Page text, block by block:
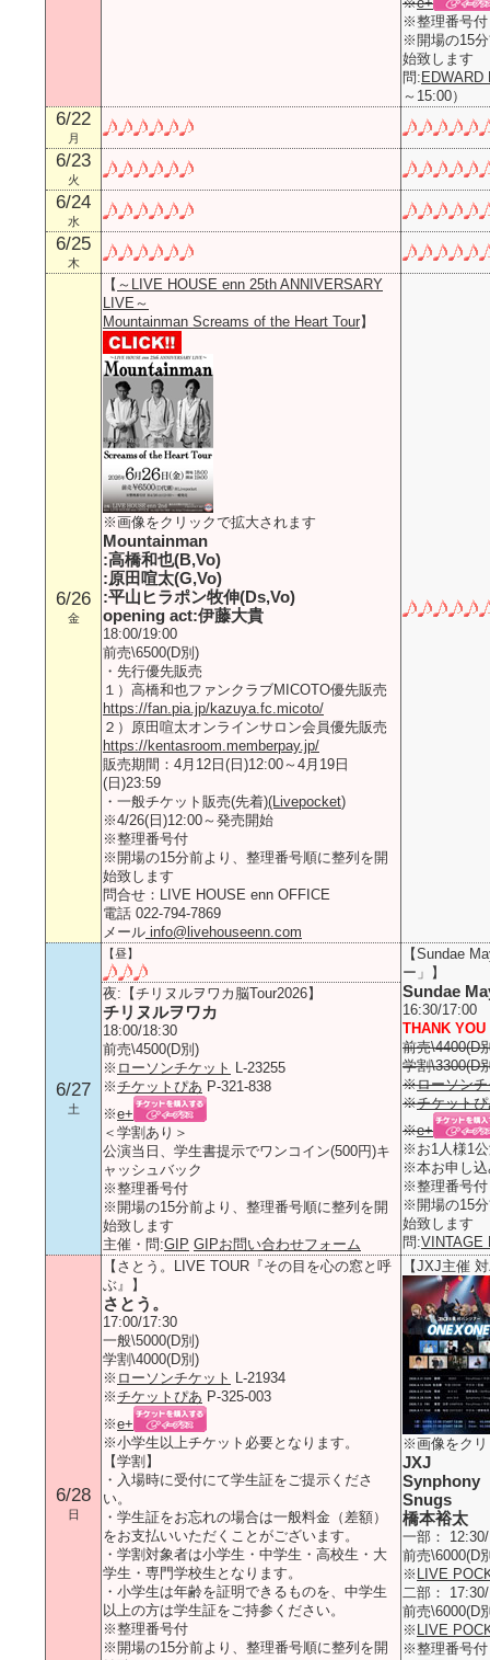
※整理番号付
※開場の15
始致します
問:
～15:00）
6/22
月
6/23
火
6/24
水
6/25
木
6/26
金
【 ～LIVE HOUSE enn 25th ANNIVERSARY
LIVE～
Mountainman Screams of the Heart Tour】
※画像をクリックで拡大されます
Mountainman
:高橋和也(B,Vo)
:原田喧太(G,Vo)
:平山ヒラポン牧伸(Ds,Vo)
opening act:伊藤大貴
18:00/19:00
前売\6500(D別)
・先行優先販売
１）高橋和也ファンクラブMICOTO優先販売
https://fan.pia.jp/kazuya.fc.micoto/
２）原田喧太オンラインサロン会員優先販売
https://kentasroom.memberpay.jp/
販売期間：4月12日(日)12:00～4月19日
(日)23:59
・一般チケット販売(先着)(Livepocket)
※4/26(日)12:00～発売開始
※整理番号付
※開場の15分前より、整理番号順に整列を開
始致します
問合せ：LIVE HOUSE enn OFFICE
電話 022-794-7869
メール info@livehouseenn.com
6/27
土
【昼】
【Sundae
ー」】
Sundae
16:30/17:00
THANK
前売\4400(D
学割\3300(D
※ローソン
※チケット
※e+
※お1人様1
※本お申し込
※整理番号付
※開場の15
始致します
問:VINTAGE
夜:【チリヌルヲワカ脳Tour2026】
チリヌルヲワカ
18:00/18:30
前売\4500(D別)
※ ローソンチケット L-23255
※チケットぴあ P-321-838
※e+
＜学割あり＞
公演当日、学生書提示でワンコイン(500円)キ
ャッシュバック
※整理番号付
※開場の15分前より、整理番号順に整列を開
始致します
主催・問:GIP GIPお問い合わせフォーム
6/28
日
【さとう。LIVE TOUR『その目を心の窓と呼
ぶ』】
さとう。
17:00/17:30
一般\5000(D別)
学割\4000(D別)
※ ローソンチケット L-21934
※チケットぴあ P-325-003
※e+
※小学生以上チケット必要となります。
【学割】
・入場時に受付にて学生証をご提示くださ
い。
・学生証をお忘れの場合は一般料金（差額）
をお支払いいただくことがございます。
・学割対象者は小学生・中学生・高校生・大
学生・専門学校生となります。
・小学生は年齢を証明できるものを、中学生
以上の方は学生証をご持参ください。
※整理番号付
※開場の15分前より、整理番号順に整列を開
【JXJ主催
※画像をクリ
JXJ
Synphony
Snugs
橋本裕太
一部：
前売\6000(D
※ LIVE
二部：
前売\6000(D
※ LIVE
※整理番号付